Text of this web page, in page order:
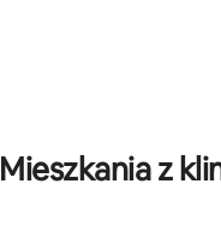
Mieszkania z